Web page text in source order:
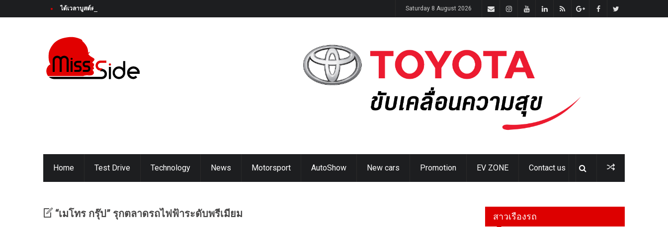
ได้เวลาบูสต์ความสนุกครั้งใหม่! Honda Super-ONE ใหม่ เตรียมเปิดตัวในไทย 14 ส.ค. นี้ Saturday 8 August 2026
Home Test Drive Technology News Motorsport AutoShow New cars Promotion EV ZONE Contact us
“เมโทร กรุ๊ป” รุกตลาดรถไฟฟ้าระดับพรีเมียม สาวเรืองรถ